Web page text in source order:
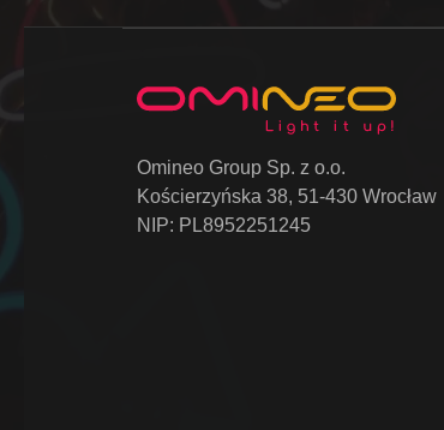
Omineo Group Sp. z o.o.
Kościerzyńska 38, 51-430 Wrocław
NIP: PL8952251245